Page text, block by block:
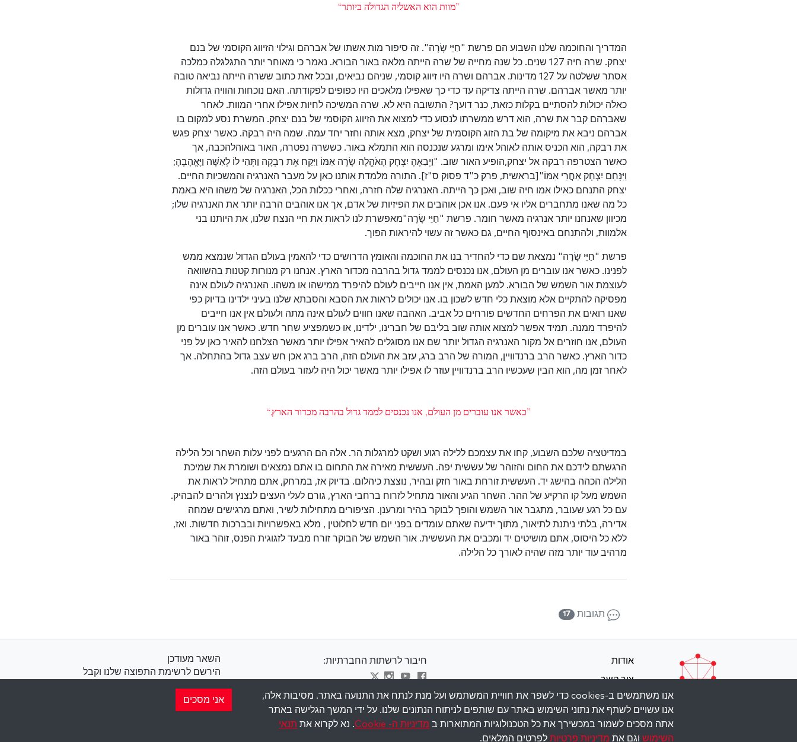
”מוות הוא האשליה הגדולה ביותר“
המדריך והחוכמה שלנו השבוע הם פרשת "חַיֵּי שָׂרָה". זה סיפור מות אשתו של אברהם וגילוי הזיווג הקוסמי של בנם
יצחק. שרה חיה 127 שנים. כל שנה מחייה של שרה הייתה מלאה באור הבורא. נאמר כי מאוחר יותר התגלגלה כמלכה
אסתר ששלטה על 127 מדינות. אברהם ושרה היו זיווג קוסמי, שניהם נביאים, ובכל זאת כתוב ששרה הייתה נביאה טובה
יותר מאשר אברהם. שרה הייתה צדיקה עד כדי כך שאפילו מלאכים היו כפופים לפקודתה. האם נוכחות והוויה גדולות
כאלה יכולות להסתיים בקלות כזאת, כנר דועך? התשובה היא לא. שרה המשיכה לחיות אפילו אחרי המוות. לאחר
שאברהם קבר את שרה, הוא דרש ממשרתו לנסוע כדי למצוא את הזיווג הקוסמי של בנם יצחק. המשרת נסע למקום בו
אברהם ניבא את מיקומה של בת הזוג הקוסמית של יצחק, מצא אותה וחזר יחד עמה. שמה היה רבקה. כאשר יצחק פגש
את רבקה, הוא הכניס אותה לאוהל אימו ומרגע שנכנסה הוא התמלא באור. כששרה נפטרה, האור באוהלהכבה, אך
כאשר הצטרפה רבקה אל יצחק,הופיע האור שוב. "וַיְבִאֶהָ יִצְחָק הָאֹהֱלָה שָׂרָה אִמּוֹ וַיִּקַּח אֶת רִבְקָה וַתְּהִי לוֹ לְאִשָּׁה וַיֶּאֱהָבֶהָ;
וַיִּנָּחֵם יִצְחָק אַחֲרֵי אִמּוֹ"[בראשית, פרק כ"ד פסוק ס"ז]. התורה מלמדת אותנו כאן על מעבר האנרגיה והמשכיות החיים.
יצחק התנחם כאילו אמו חיה שוב, ואכן כך הייתה. האנרגיה שלה חזרה, ואחרי ככלות הכל, האנרגיה של משהו היא באמת
כל מה שאנו מתחברים אליו אי פעם. אנו אכן אוהבים את הפיזיות של אדם, אך אנו אוהבים הרבה יותר את האנרגיה שלו;
מכיוון שאנחנו יותר אנרגיה מאשר חומר. פרשת "חַיֵּי שָׂרָה"מאפשרת לנו לראות את חיי הנצח שלנו, את היותנו בני
אלמוות, ולהתנחם באינסוף החיים, גם כאשר זה עשוי להיראות הפוך.
פרשת "חַיֵּי שָׂרָה" נמצאת שם כדי להחדיר בנו את החוכמה והאומץ הדרושים כדי להאמין בעולם הגדול שנמצא ממש
לפנינו. כאשר אנו עוברים מן העולם, אנו נכנסים לממד גדול בהרבה מכדור הארץ. אנחנו רק מנורות קטנות בהשוואה
לעוצמת אור השמש של הבורא. למען האמת, אין אנו חייבים לעולם להיפרד ממישהו או משהו. האנרגיה לעולם אינה
מפסיקה להתקיים אלא מוצאת כלי חדש לשכון בו. אנו יכולים לראות את הסבא והסבתא שלנו בעיני ילדינו בדיוק כפי
שאנו רואים את הפרחים החדשים פורחים כל אביב. האהבה שאנו חווים לעולם אינה מתה ולעולם אין אנו חייבים
להיפרד ממנה. תמיד אפשר למצוא אותה שוב בליבם של חברינו, ילדינו, או כשמפציע שחר חדש. כאשר אנו עוברים מן
העולם, אנו חוזרים אל מקור האנרגיה הגדול יותר שם אנו מסוגלים להאיר אפילו יותר מאשר הצלחנו להאיר כאן על פני
כדור הארץ. כאשר הרב ברנדוויין, המורה של הרב ברג, עזב את העולם הזה, הרב ברג אכן חש עצב גדול בהתחלה. אך
לאחר זמן מה, הוא הבין שעכשיו הרב ברנדוויין עוזר לו אפילו יותר מאשר יכול היה לעזור בעולם הזה.
”כאשר אנו עוברים מן העולם, אנו נכנסים לממד גדול בהרבה מכדור הארץ.“
במדיטציה שלכם השבוע, קחו את עצמכם ללילה רגוע ושקט למרגלות הר. אלה הם הרגעים לפני עלות השחר וכל הלילה
הרגשתם לידכם את החום והזוהר של עששית יפה. העששית מאירה את התחום בו אתם נמצאים ושומרת את שמיכת
הלילה הכהה בהישג יד. העששית זורחת באור חזק ובהיר, נוצצת כיהלום. בדיוק אז, במרחק, אתם מתחיל לראות את
השמש מעל קו הרקיע של ההר. השחר הגיע והאור מתחיל לזרוח ברחבי הארץ, גורם לעלי העצים לנצנץ ולהרים להבהיק.
עם כל רגע שעובר, מתגבר אור השמש והופך לבוקר בהיר ומרענן. הציפורים מתחילות לשיר, ואתם מרגישים שמחה
אדירה, בלתי ניתנת לתיאור, מתוך ידיעה שאתם עומדים בפני יום חדש לחלוטין , מלא באפשרויות ובברכות חדשות. ואז,
ללא כל היסוס, אתם מושיטים יד ומכבים את העששית. אור השמש של הבוקר זורח מבעד לזגוגית הפנס, זוהר באור
מרהיב עוד יותר מזה שהיה לאורך כל הלילה.
תגובות 17
אודות
צור קשר
תנאי השימוש
מדיניות פרטיות
חיבור לרשתות החברתיות:
Visit kabbalah master classes
השאר מעודכן
הירשם לרשימת התפוצה שלנו וקבל
הירשם
Copyright © 2026 The Kabbalah Centre. All rights reserved.
אנו משתמשים ב-cookies כדי לשפר את חוויית המשתמש ועל מנת לנתח את התנועה באתר. מסיבות אלה,
אנו עשויים לשתף את נתוני השימוש באתר עם שותפים לניתוח הנתונים שלנו. על ידי המשך הגלישה באתר
אתה מסכים לשמור במכשירך את כל הטכנולוגיות המתוארות ב מדיניות ה- Cookie . נא לקרוא את תנאי
השימושוגם את מדיניות פרטיותלפרטים המלאים.
אני מסכים